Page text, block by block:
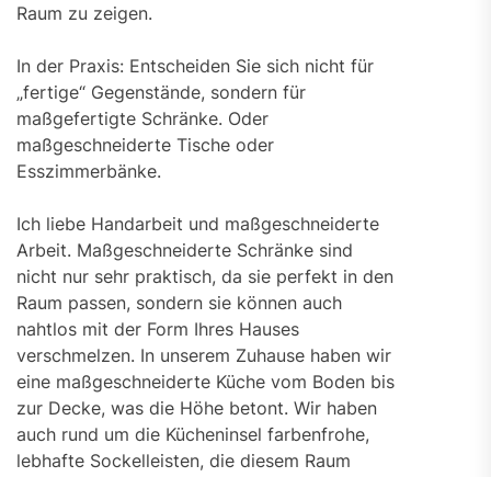
Raum zu zeigen.
In der Praxis: Entscheiden Sie sich nicht für
„fertige“ Gegenstände, sondern für
maßgefertigte Schränke. Oder
maßgeschneiderte Tische oder
Esszimmerbänke.
Ich liebe Handarbeit und maßgeschneiderte
Arbeit. Maßgeschneiderte Schränke sind
nicht nur sehr praktisch, da sie perfekt in den
Raum passen, sondern sie können auch
nahtlos mit der Form Ihres Hauses
verschmelzen. In unserem Zuhause haben wir
eine maßgeschneiderte Küche vom Boden bis
zur Decke, was die Höhe betont. Wir haben
auch rund um die Kücheninsel farbenfrohe,
lebhafte Sockelleisten, die diesem Raum